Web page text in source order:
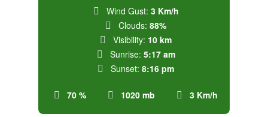
70 % 1020 mb 3 Km/h
Wind Gust: 3 Km/h
Clouds: 88%
Visibility: 10 km
Sunrise: 5:17 am
Sunset: 8:16 pm